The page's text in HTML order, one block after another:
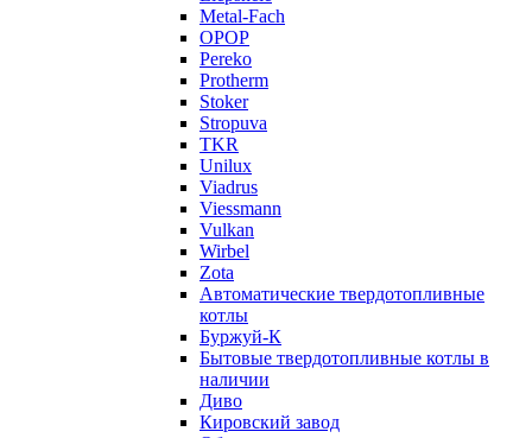
Metal-Fach
OPOP
Pereko
Protherm
Stoker
Stropuva
TKR
Unilux
Viadrus
Viessmann
Vulkan
Wirbel
Zota
Автоматические твердотопливные
котлы
Буржуй-К
Бытовые твердотопливные котлы в
наличии
Диво
Кировский завод